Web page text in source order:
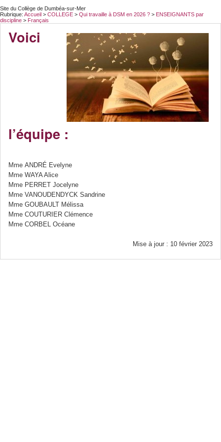
Site du Collège de Dumbéa-sur-Mer
Rubrique: Accueil > COLLEGE > Qui travaille à DSM en 2026 ? > ENSEIGNANTS par
discipline > Français
Voici
l’équipe :
Mme ANDRÉ Evelyne
Mme WAYA Alice
Mme PERRET Jocelyne
Mme VANOUDENDYCK Sandrine
Mme GOUBAULT Mélissa
Mme COUTURIER Clémence
Mme CORBEL Océane
Mise à jour : 10 février 2023